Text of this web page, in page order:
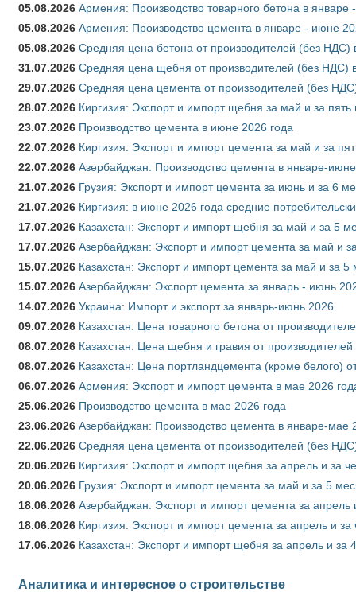
05.08.2026 Армения: Производство товарного бетона в январе
05.08.2026 Армения: Производство цемента в январе - июне
05.08.2026 Средняя цена бетона от производителей (без НДС)
31.07.2026 Средняя цена щебня от производителей (без НДС)
29.07.2026 Средняя цена цемента от производителей (без
28.07.2026 Киргизия: Экспорт и импорт щебня за май и за
23.07.2026 Производство цемента в июне 2026 года
22.07.2026 Киргизия: Экспорт и импорт цемента за май и за
22.07.2026 Азербайджан: Производство цемента в январе-
21.07.2026 Грузия: Экспорт и импорт цемента за июнь и за 6
21.07.2026 Киргизия: в июне 2026 года средние
17.07.2026 Казахстан: Экспорт и импорт щебня за май и за 5
17.07.2026 Азербайджан: Экспорт и импорт цемента за май и
15.07.2026 Казахстан: Экспорт и импорт цемента за май и за
15.07.2026 Азербайджан: Экспорт цемента за январь - июнь
14.07.2026 Украина: Импорт и экспорт за январь-июнь 2026
09.07.2026 Казахстан: Цена товарного бетона от
08.07.2026 Казахстан: Цена щебня и гравия от
08.07.2026 Казахстан: Цена портландцемента (кроме белого)
06.07.2026 Армения: Экспорт и импорт цемента в мае 2026
25.06.2026 Производство цемента в мае 2026 года
23.06.2026 Азербайджан: Производство цемента в январе-мае
22.06.2026 Средняя цена цемента от производителей (без
20.06.2026 Киргизия: Экспорт и импорт щебня за апрель и за
20.06.2026 Грузия: Экспорт и импорт цемента за май и за 5
18.06.2026 Азербайджан: Экспорт и импорт цемента за
18.06.2026 Киргизия: Экспорт и импорт цемента за апрель и
17.06.2026 Казахстан: Экспорт и импорт щебня за апрель и за
Аналитика и интересное о строительстве